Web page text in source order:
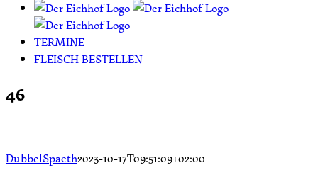
TERMINE
FLEISCH BESTELLEN
46
DubbelSpaeth2023-10-17T09:51:09+02:00